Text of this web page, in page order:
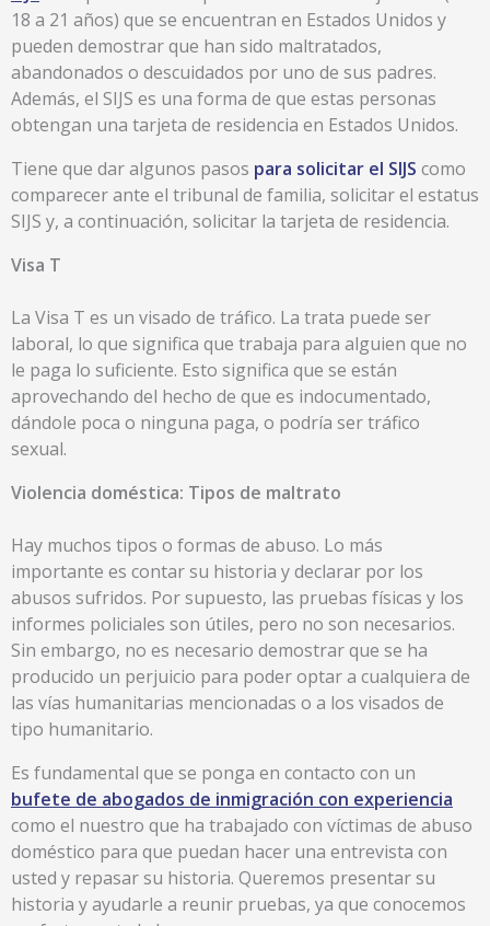
18 a 21 años) que se encuentran en Estados Unidos y
pueden demostrar que han sido maltratados,
abandonados o descuidados por uno de sus padres.
Además, el SIJS es una forma de que estas personas
obtengan una tarjeta de residencia en Estados Unidos.
Tiene que dar algunos pasos para solicitar el SIJS como
comparecer ante el tribunal de familia, solicitar el estatus
SIJS y, a continuación, solicitar la tarjeta de residencia.
Visa T
La Visa T es un visado de tráfico. La trata puede ser
laboral, lo que significa que trabaja para alguien que no
le paga lo suficiente. Esto significa que se están
aprovechando del hecho de que es indocumentado,
dándole poca o ninguna paga, o podría ser tráfico
sexual.
Violencia doméstica: Tipos de maltrato
Hay muchos tipos o formas de abuso. Lo más
importante es contar su historia y declarar por los
abusos sufridos. Por supuesto, las pruebas físicas y los
informes policiales son útiles, pero no son necesarios.
Sin embargo, no es necesario demostrar que se ha
producido un perjuicio para poder optar a cualquiera de
las vías humanitarias mencionadas o a los visados de
tipo humanitario.
Es fundamental que se ponga en contacto con un
bufete de abogados de inmigración con experiencia
como el nuestro que ha trabajado con víctimas de abuso
doméstico para que puedan hacer una entrevista con
usted y repasar su historia. Queremos presentar su
historia y ayudarle a reunir pruebas, ya que conocemos